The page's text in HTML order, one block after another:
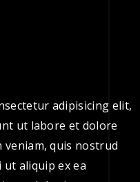
adipisicing elit,
ut labore et dolore
veniam, quis nostrud
aliquip ex ea